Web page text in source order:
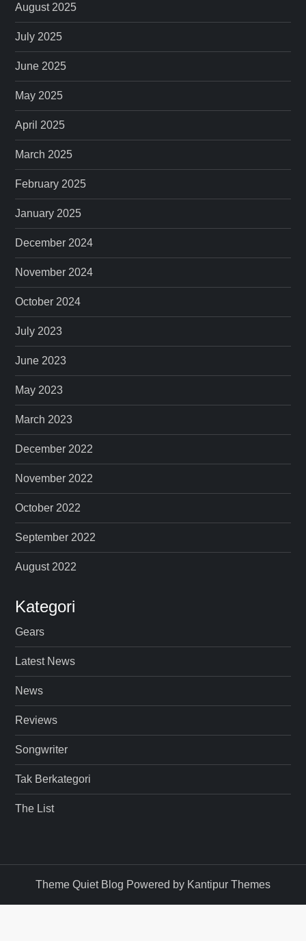
August 2025
July 2025
June 2025
May 2025
April 2025
March 2025
February 2025
January 2025
December 2024
November 2024
October 2024
July 2023
June 2023
May 2023
March 2023
December 2022
November 2022
October 2022
September 2022
August 2022
Kategori
Gears
Latest News
News
Reviews
Songwriter
Tak Berkategori
The List
Theme Quiet Blog Powered by Kantipur Themes